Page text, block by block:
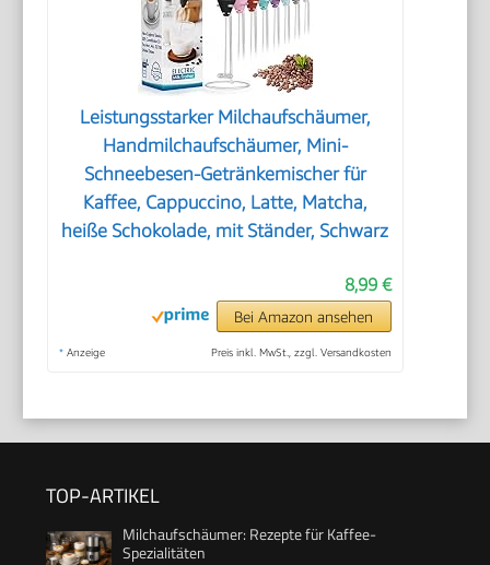
Leistungsstarker Milchaufschäumer,
Handmilchaufschäumer, Mini-
Schneebesen-Getränkemischer für
Kaffee, Cappuccino, Latte, Matcha,
heiße Schokolade, mit Ständer, Schwarz
8,99 €
Bei Amazon ansehen
* Anzeige Preis inkl. MwSt., zzgl. Versandkosten
TOP-ARTIKEL
Milchaufschäumer: Rezepte für Kaffee-
Spezialitäten